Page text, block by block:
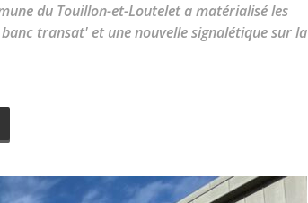
toute
du Touillon-et-Loutelet a matérialisé les
transat' et une nouvelle signalétique sur la